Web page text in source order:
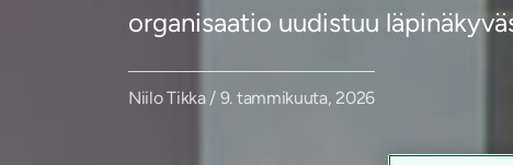
organisaatio uudistuu
Niilo Tikka / 9. tammikuuta, 2026